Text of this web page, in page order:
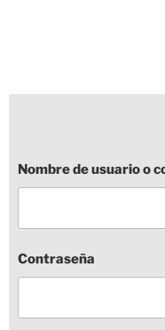
Nombre de usuario o
Contraseña